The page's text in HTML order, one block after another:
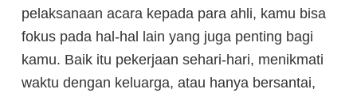
pelaksanaan acara kepada para ahli, kamu bisa
fokus pada hal-hal lain yang juga penting bagi
kamu. Baik itu pekerjaan sehari-hari, menikmati
waktu dengan keluarga, atau hanya bersantai,